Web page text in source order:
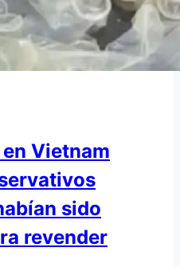
Vietnam
sido
revender